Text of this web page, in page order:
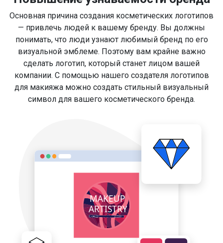
Основная причина создания косметических логотипов
— привлечь людей к вашему бренду. Вы должны
понимать, что люди узнают любимый бренд по его
визуальной эмблеме. Поэтому вам крайне важно
сделать логотип, который станет лицом вашей
компании. С помощью нашего создателя логотипов
для макияжа можно создать стильный визуальный
символ для вашего косметического бренда.